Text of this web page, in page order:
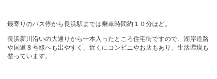
最寄りのバス停から長浜駅までは乗車時間約１０分ほど。
長浜新川沿いの大通りから一本入ったところ住宅街ですので、湖岸道路
や国道８号線へも出やすく、近くにコンビニやお店もあり、生活環境も
整っています。